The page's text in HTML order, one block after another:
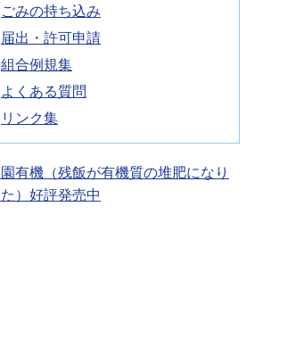
ごみの持ち込み
届出・許可申請
組合例規集
よくある質問
リンク集